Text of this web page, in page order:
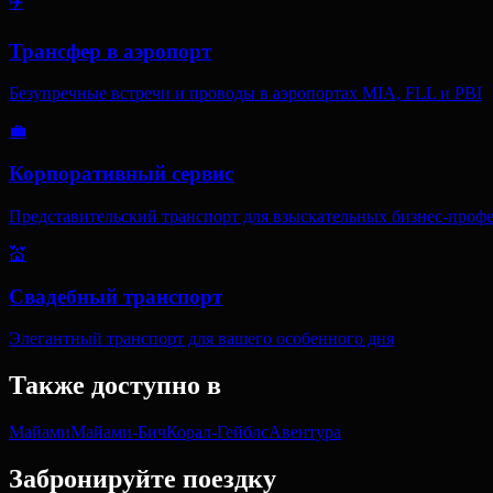
Трансфер в аэропорт
Безупречные встречи и проводы в аэропортах MIA, FLL и PBI
💼
Корпоративный сервис
Представительский транспорт для взыскательных бизнес-
💒
Свадебный транспорт
Элегантный транспорт для вашего особенного дня
Также доступно в
МайамиМайами-БичКорал-ГейблсАвентура
Забронируйте поездку